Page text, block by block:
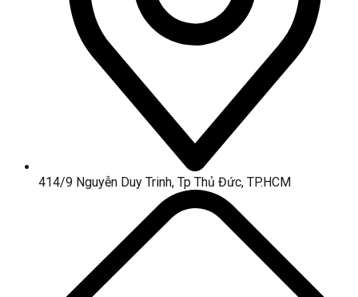
414/9 Nguyễn Duy Trinh, Tp Thủ Đức, TP.HCM